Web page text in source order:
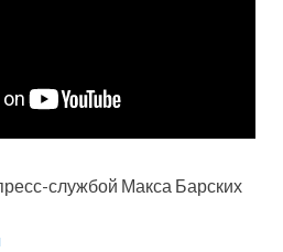
службой Макса Барских